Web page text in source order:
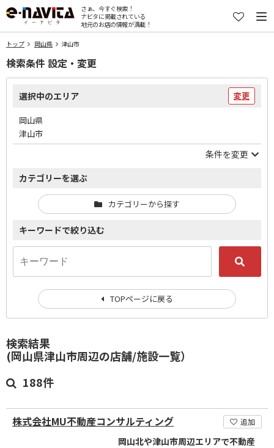
さぁ、今すぐ検索！
ナビタに掲載されている
地元のお店の情報が満載！
トップ 岡山県 津山市
検索結果
(岡山県津山市周辺の店舗/施設一覧）
188件
株式会社MU不動産コンサルティング 追加
岡山北や津山市周辺エリアで不動産
検索条件 設定・変更
選択中のエリア 変更
岡山県
津山市
条件を変更
カテゴリーを選ぶ
カテゴリーから探す
キーワードで絞り込む
TOPページに戻る